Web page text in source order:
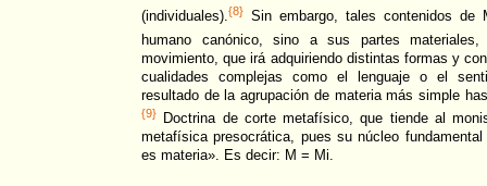
(individuales).{8} Sin embargo, tales contenidos de
humano canónico, sino a sus partes
movimiento, que irá adquiriendo distintas formas y
cualidades complejas como el lenguaje o el
resultado de la agrupación de materia más simple
{9}
Doctrina de corte metafísico, que tiende al
metafísica presocrática, pues su núcleo
es materia». Es decir: M = Mi.